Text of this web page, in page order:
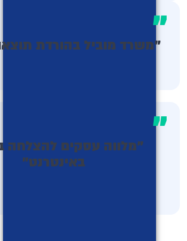
""משרד מוביל בהורדת
" "מלווה עסקים להצלחה
באינטרנט"